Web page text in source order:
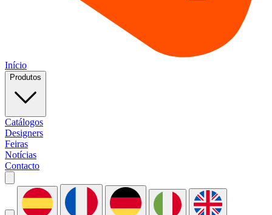
Início
Produtos
Catálogos
Designers
Feiras
Notícias
Contacto